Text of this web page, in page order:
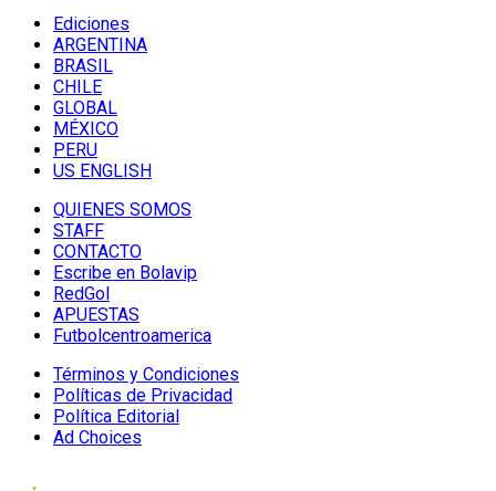
Ediciones
ARGENTINA
BRASIL
CHILE
GLOBAL
MÉXICO
PERU
US ENGLISH
QUIENES SOMOS
STAFF
CONTACTO
Escribe en Bolavip
RedGol
APUESTAS
Futbolcentroamerica
Términos y Condiciones
Políticas de Privacidad
Política Editorial
Ad Choices